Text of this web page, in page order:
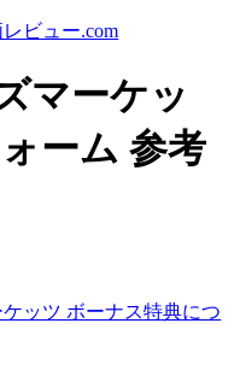
ビュー.com
マーケッ
ーム 参考
ッツ ボーナス特典につ